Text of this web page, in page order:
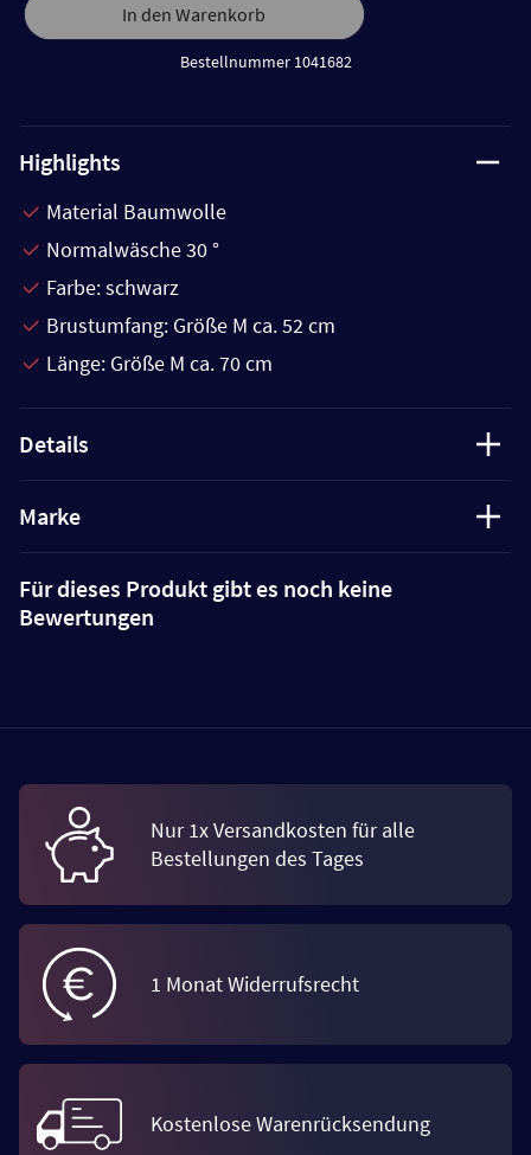
In den Warenkorb
Bestellnummer 1041682
Highlights
Material Baumwolle
Normalwäsche 30 °
Farbe: schwarz
Brustumfang: Größe M ca. 52 cm
Länge: Größe M ca. 70 cm
Details
Marke
Für dieses Produkt gibt es noch keine
Bewertungen
Nur 1x Versandkosten für alle
Bestellungen des Tages
1 Monat Widerrufsrecht
Kostenlose Warenrücksendung